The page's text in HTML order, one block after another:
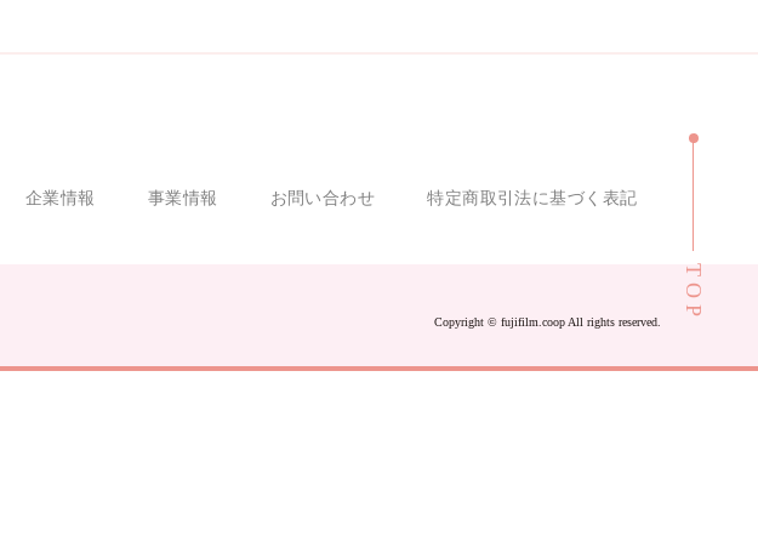
TOP
企業情報 事業情報 お問い合わせ 特定商取引法に基づく表記
Copyright ©︎ fujifilm.coop All rights reserved.